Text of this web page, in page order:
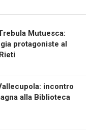
Mutuesca:
protagoniste al
incontro
alla Biblioteca